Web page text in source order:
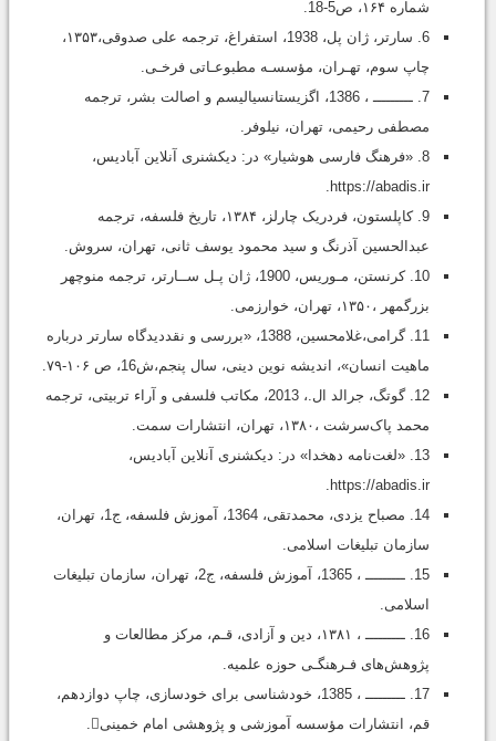
شماره ۱۶۴، ص5-18.
6. سارتر، ژان پل، 1938‌، استفراغ‌، ترجمه‌ علی‌ صدوقی،۱۳۵۳،
چاپ سوم، تهـران، مؤسسـه‌ مطبوعـاتی‌ فرخـی.
7. ـــــــــ ، 1386، اگزیستانسیالیسم و اصالت بشر، ترجمه
مصطفی رحیمی، تهران، نیلوفر.
8. «فرهنگ فارسی هوشیار» در: دیکشنری آنلاین آبادیس،
https://abadis.ir.
9. کاپلستون، فردریک چارلز، ۱۳۸۴، تاریخ فلسفه، ترجمه
عبدالحسین آذرنگ و سید محمود یوسف ثانی، تهران، سروش.
10. کرنستن، مـوریس، 1900، ژان پـل ســارتر، ترجمه منوچهر
بزرگمهر ،١٣۵۰، تهران، خوارزمی.
11. گرامی،غلامحسین، 1388، «بررسی و نقددیدگاه سارتر درباره
ماهیت انسان»، اندیشه نوین دینی، سال پنجم،ش16، ص ۱۰۶-۷۹.
12. گوتگ، جرالد ال.، 2013، مکاتب فلسفی و آراء تربیتی، ترجمه
محمد پاک‌سرشت ،۱۳۸۰، تهران، انتشارات سمت.
13. «لغت‌نامه دهخدا» در: دیکشنری آنلاین آبادیس،
https://abadis.ir.
14. مصباح یزدی، محمدتقی، 1364، آموزش فلسفه، ج1، تهران،
سازمان تبلیغات اسلامی.
15. ـــــــــ ، 1365، آموزش فلسفه، ج2، تهران، سازمان تبلیغات
اسلامی.
16. ـــــــــ ، ١٣٨١‌، دین‌ و آزادی، قـم، مرکز مطالعات و
پژوهش‌های فـرهنگـی حوزه علمیه.
17. ـــــــــ ، 1385، خودشناسی برای خودسازی، چاپ دوازدهم،
قم، انتشارات مؤسسه آموزشی و پژوهشی امام خمینی.